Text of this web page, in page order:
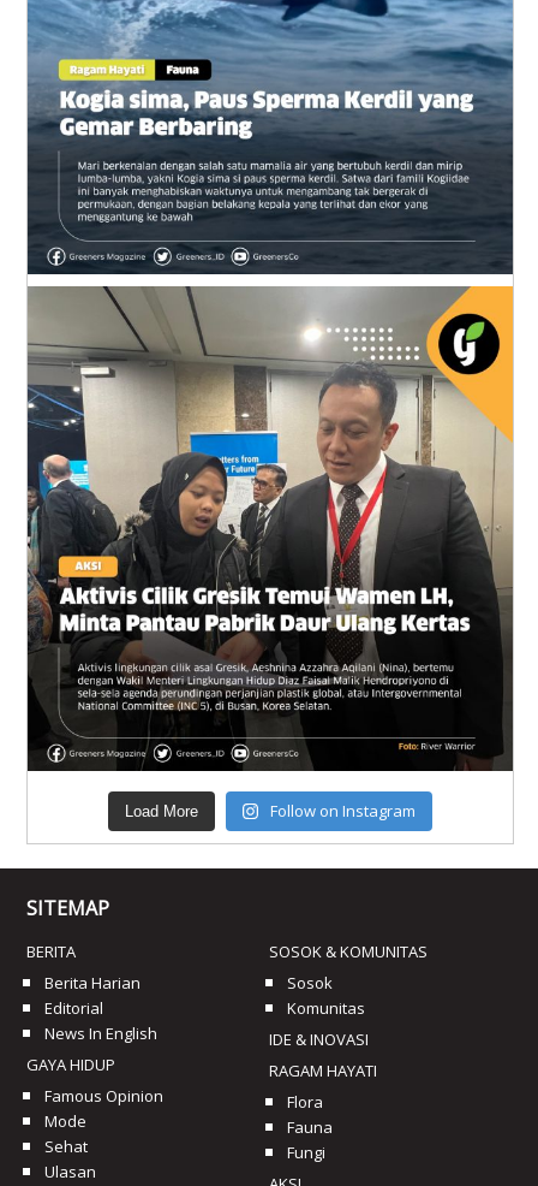
Load More Follow on Instagram
SITEMAP
BERITA
Berita Harian
Editorial
News In English
GAYA HIDUP
Famous Opinion
Mode
Sehat
Ulasan
SOSOK & KOMUNITAS
Sosok
Komunitas
IDE & INOVASI
RAGAM HAYATI
Flora
Fauna
Fungi